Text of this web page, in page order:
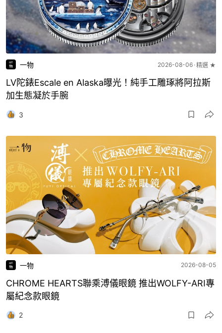
一物 2026-08-06 精選 ★
LV陀錶Escale en Alaska曝光！純手工雕琢將阿拉斯
加生態凝於手腕
3
一物 2026-08-05
CHROME HEARTS聯乘溥儀眼鏡 推出WOLFY-ARI專
屬紀念款眼鏡
2